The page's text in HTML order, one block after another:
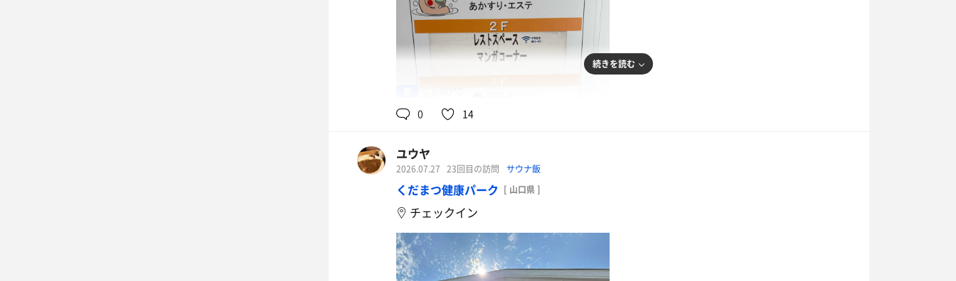
ポカリスウェット
続きを読む
0 14
ユウヤ
2026.07.27 23回目の訪問 サウナ飯
くだまつ健康パーク [ 山口県 ]
チェックイン